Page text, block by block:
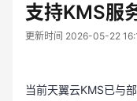
支持KMS服
更新时间 2026-05-22
当前天翼云KMS已与